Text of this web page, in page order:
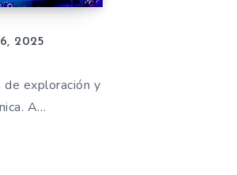
2025
exploración y
A…